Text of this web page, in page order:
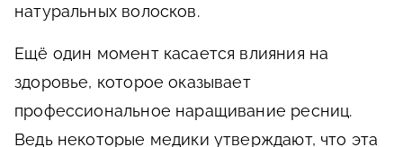
натуральных волосков.
Ещё один момент касается влияния на
здоровье, которое оказывает
профессиональное наращивание ресниц.
Ведь некоторые медики утверждают, что эта